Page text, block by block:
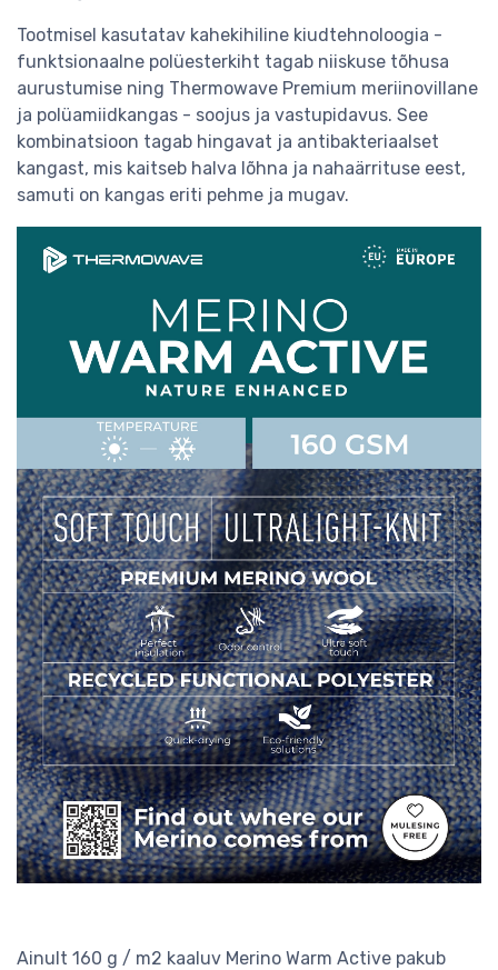
Tootmisel kasutatav kahekihiline kiudtehnoloogia -
funktsionaalne polüesterkiht tagab niiskuse tõhusa
aurustumise ning Thermowave Premium meriinovillane
ja polüamiidkangas - soojus ja vastupidavus. See
kombinatsioon tagab hingavat ja antibakteriaalset
kangast, mis kaitseb halva lõhna ja nahaärrituse eest,
samuti on kangas eriti pehme ja mugav.
Ainult 160 g / m2 kaaluv Merino Warm Active pakub